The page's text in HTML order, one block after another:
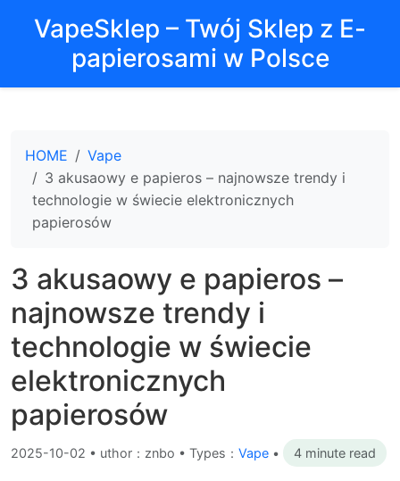
VapeSklep – Twój Sklep z E-
papierosami w Polsce
HOME
Vape
3 akusaowy e papieros – najnowsze trendy i
technologie w świecie elektronicznych
papierosów
3 akusaowy e papieros –
najnowsze trendy i
technologie w świecie
elektronicznych
papierosów
2025-10-02 • uthor：znbo • Types： Vape • 4 minute read